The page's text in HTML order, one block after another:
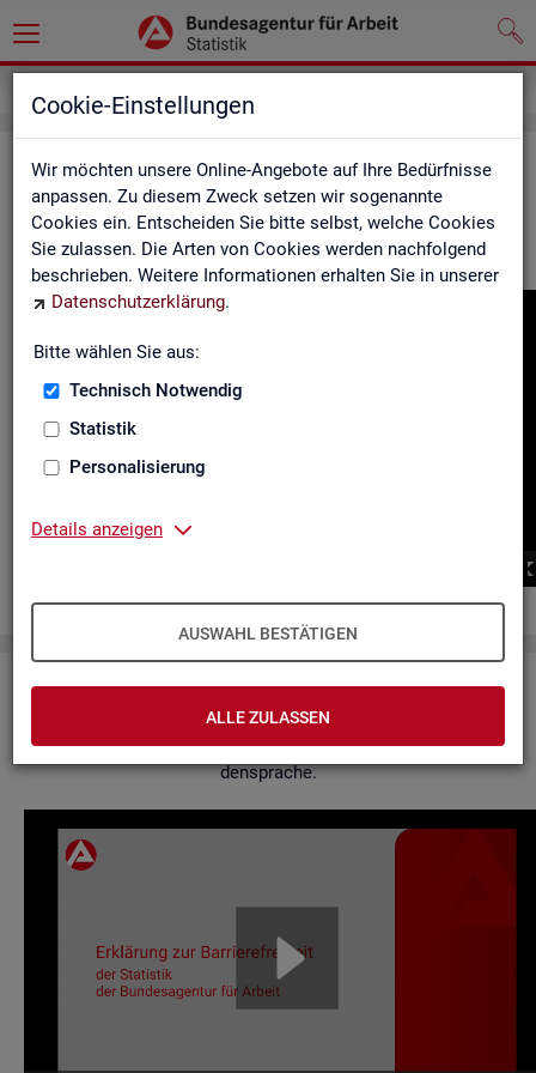
Cookie-Einstellungen
Wir möchten unsere Online-Angebote auf Ihre Bedürfnisse
anpassen. Zu diesem Zweck setzen wir sogenannte
Cookies ein. Entscheiden Sie bitte selbst, welche Cookies
Sie zulassen. Die Arten von Cookies werden nachfolgend
beschrieben. Weitere Informationen erhalten Sie in unserer
Datenschutzerklärung.
Bitte wählen Sie aus:
Technisch Notwendig
Statistik
Personalisierung
Details anzeigen
AUSWAHL BESTÄTIGEN
ALLE ZULASSEN
In­for­ma­tio­nen in Ge­bär­den­spra­che
Hier fin­den Sie unser In­for­ma­ti­ons­vi­deo in Deut­scher Ge­bär­
den­spra­che.
Video-
er
Er­klä­rung zur Bar­rie­re­frei­heit
Hier fin­den Sie un­se­re Er­klä­rung zur Bar­rie­re­frei­heit in Ge­bär­
den­spra­che.